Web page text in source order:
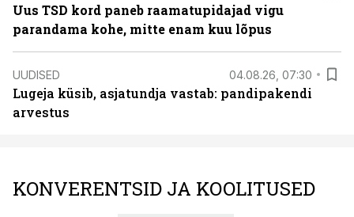
Uus TSD kord paneb raamatupidajad vigu
parandama kohe, mitte enam kuu lõpus
UUDISED 04.08.26, 07:30
Lugeja küsib, asjatundja vastab: pandipakendi
arvestus
KONVERENTSID JA KOOLITUSED